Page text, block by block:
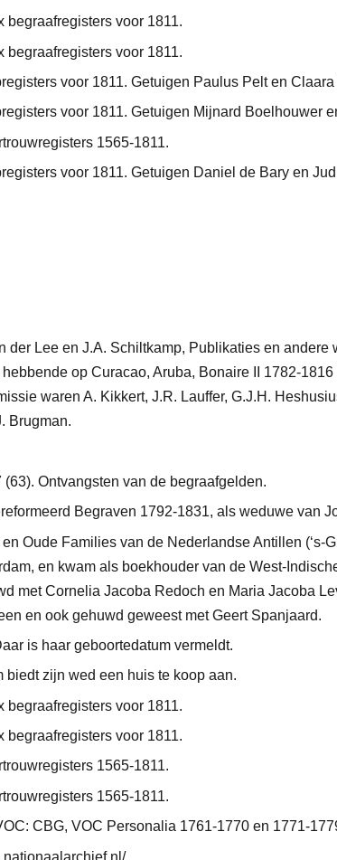
begraafregisters voor 1811.
begraafregisters voor 1811.
voor 1811. Getuigen Paulus Pelt en
voor 1811. Getuigen Mijnard Boelhouwer
1565-1811.
voor 1811. Getuigen Daniel de Bary en
der Lee en J.A. Schiltkamp, Publikaties en andere
op Curacao, Aruba, Bonaire II 1782-
waren A. Kikkert, J.R. Lauffer, G.J.H.
Brugman.
(63). Ontvangsten van de begraafgelden.
Begraven 1792-1831, als weduwe van
Oude Families van de Nederlandse Antillen (‘s-
en kwam als boekhouder van de West-
met Cornelia Jacoba Redoch en Maria Jacoba
en ook gehuwd geweest met Geert Spanjaard.
is haar geboortedatum vermeldt.
biedt zijn wed een huis te koop aan.
begraafregisters voor 1811.
begraafregisters voor 1811.
1565-1811.
1565-1811.
CBG, VOC Personalia 1761-1770 en 1771-